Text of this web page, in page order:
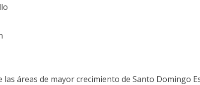
áreas de mayor crecimiento de Santo Domingo